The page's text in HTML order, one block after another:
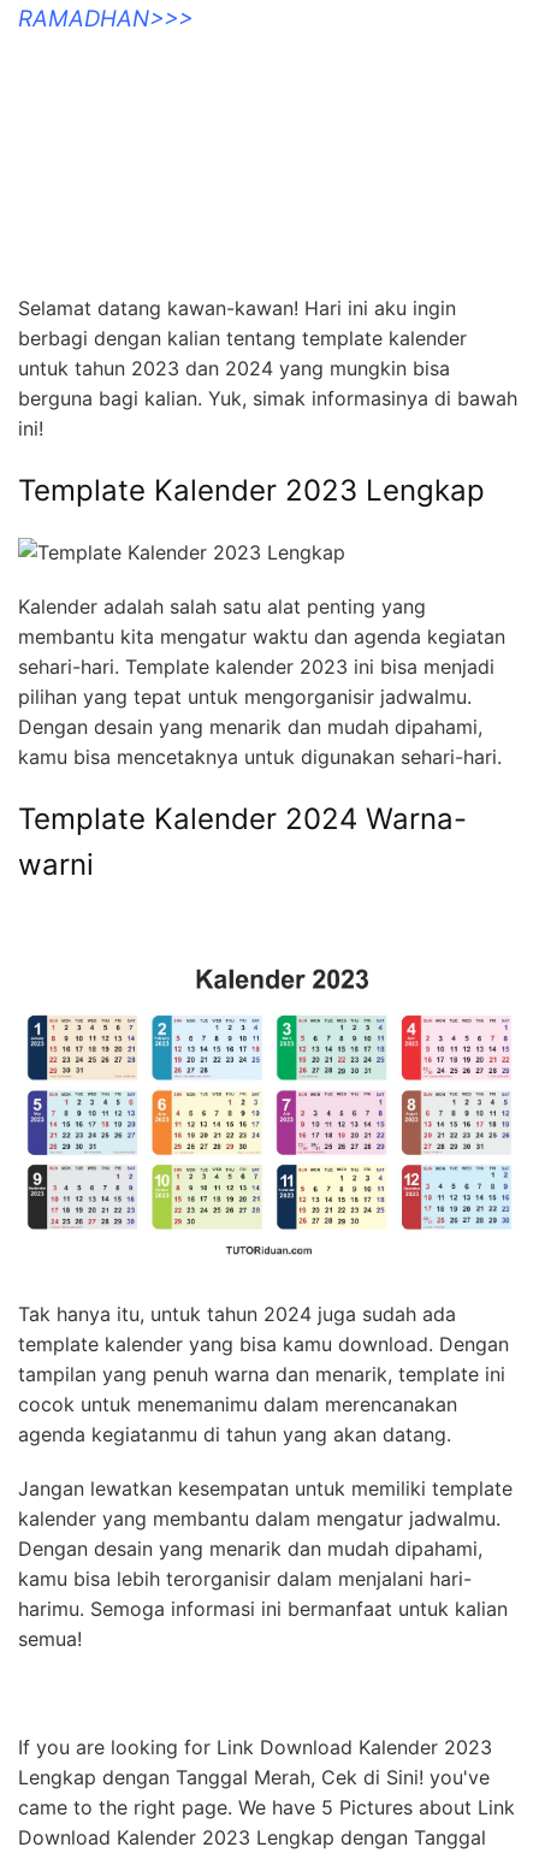
RAMADHAN>>>
Selamat datang kawan-kawan! Hari ini aku ingin
berbagi dengan kalian tentang template kalender
untuk tahun 2023 dan 2024 yang mungkin bisa
berguna bagi kalian. Yuk, simak informasinya di bawah
ini!
Template Kalender 2023 Lengkap
Kalender adalah salah satu alat penting yang
membantu kita mengatur waktu dan agenda kegiatan
sehari-hari. Template kalender 2023 ini bisa menjadi
pilihan yang tepat untuk mengorganisir jadwalmu.
Dengan desain yang menarik dan mudah dipahami,
kamu bisa mencetaknya untuk digunakan sehari-hari.
Template Kalender 2024 Warna-
warni
Tak hanya itu, untuk tahun 2024 juga sudah ada
template kalender yang bisa kamu download. Dengan
tampilan yang penuh warna dan menarik, template ini
cocok untuk menemanimu dalam merencanakan
agenda kegiatanmu di tahun yang akan datang.
Jangan lewatkan kesempatan untuk memiliki template
kalender yang membantu dalam mengatur jadwalmu.
Dengan desain yang menarik dan mudah dipahami,
kamu bisa lebih terorganisir dalam menjalani hari-
harimu. Semoga informasi ini bermanfaat untuk kalian
semua!
If you are looking for Link Download Kalender 2023
Lengkap dengan Tanggal Merah, Cek di Sini! you've
came to the right page. We have 5 Pictures about Link
Download Kalender 2023 Lengkap dengan Tanggal